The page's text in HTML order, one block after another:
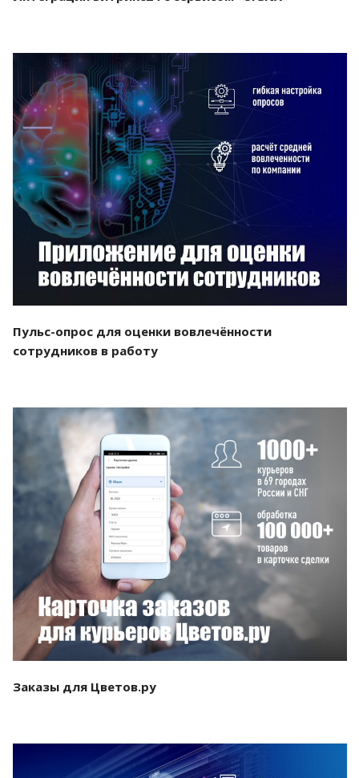
Смотреть проект
Пульс-опрос для оценки вовлечённости
сотрудников в работу
Смотреть проект
Заказы для Цветов.ру